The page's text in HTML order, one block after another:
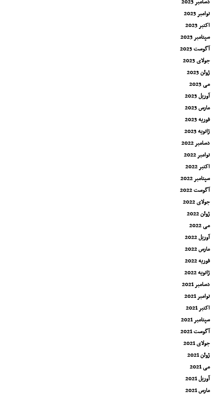
دسامبر 2023
نوامبر 2023
اکتبر 2023
سپتامبر 2023
آگوست 2023
جولای 2023
ژوئن 2023
می 2023
آوریل 2023
مارس 2023
فوریه 2023
ژانویه 2023
دسامبر 2022
نوامبر 2022
اکتبر 2022
سپتامبر 2022
آگوست 2022
جولای 2022
ژوئن 2022
می 2022
آوریل 2022
مارس 2022
فوریه 2022
ژانویه 2022
دسامبر 2021
نوامبر 2021
اکتبر 2021
سپتامبر 2021
آگوست 2021
جولای 2021
ژوئن 2021
می 2021
آوریل 2021
مارس 2021